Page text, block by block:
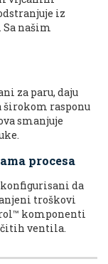
iz
Sa našim
za paru, daju
širokom rasponu
smanjuje
procesa
da
troškovi
komponenti
ventila.